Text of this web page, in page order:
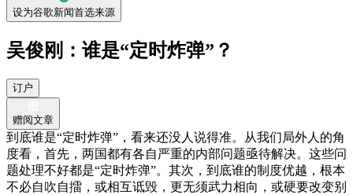
设为谷歌新闻首选来源
吴俊刚：谁是“定时炸弹”？
订户
赠阅文章
到底谁是“定时炸弹”，看来还没人说得准。从我们局外人的角
度看，首先，两国都有各自严重的内部问题亟待解决。这些问
题处理不好都是“定时炸弹”。其次，到底谁的制度优越，根本
不必自吹自擂，或相互诋毁，更无须武力相向，或硬要改变别